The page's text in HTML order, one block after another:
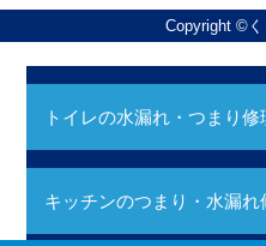
Copyright ©く
トイレの水漏れ・つまり
キッチンのつまり・水漏